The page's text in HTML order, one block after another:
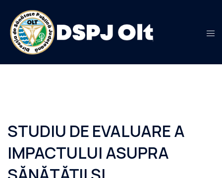
conținut
STUDIU DE EVALUARE A
IMPACTULUI ASUPRA